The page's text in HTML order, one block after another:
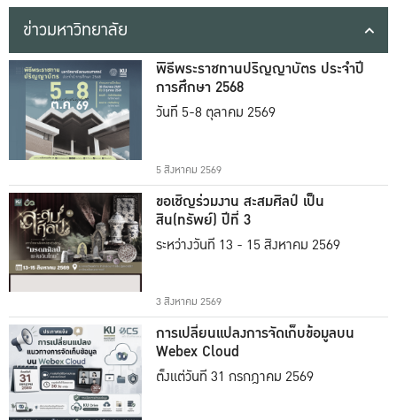
ข่าวมหาวิทยาลัย
พิธีพระราชทานปริญญาบัตร ประจำปี
การศึกษา 2568
วันที่ 5-8 ตุลาคม 2569
5 สิงหาคม 2569
ขอเชิญร่วมงาน สะสมศิลป์ เป็น
สิน(ทรัพย์) ปีที่ 3
ระหว่างวันที่ 13 - 15 สิงหาคม 2569
3 สิงหาคม 2569
การเปลี่ยนแปลงการจัดเก็บข้อมูลบน
Webex Cloud
ตั้งแต่วันที่ 31 กรกฎาคม 2569